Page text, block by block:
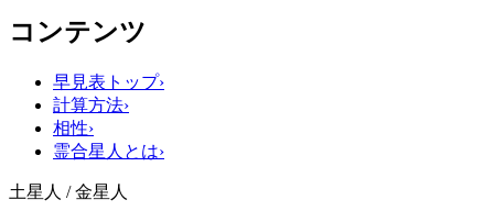
コンテンツ
早見表トップ›
計算方法›
相性›
霊合星人とは›
土星人 / 金星人